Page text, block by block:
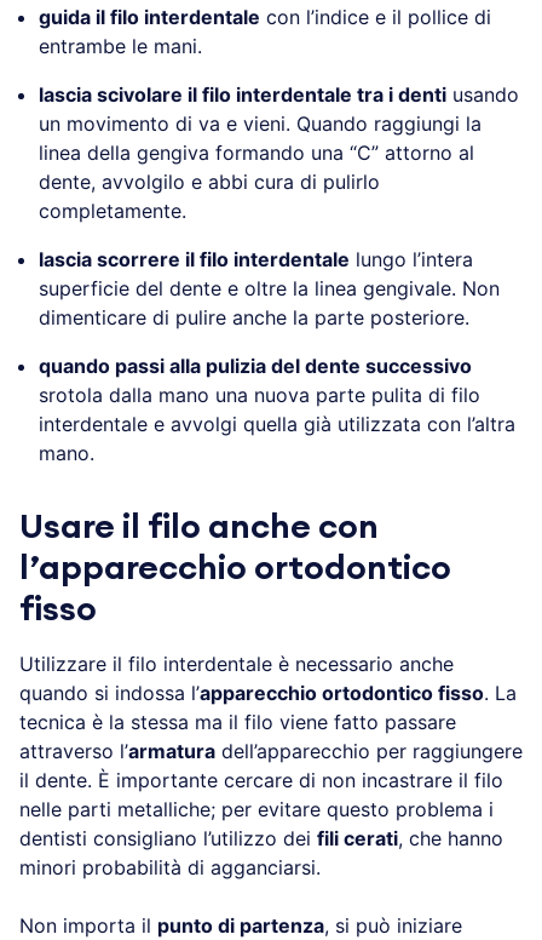
guida il filo interdentale con l’indice e il pollice di
entrambe le mani.
lascia scivolare il filo interdentale tra i denti usando
un movimento di va e vieni. Quando raggiungi la
linea della gengiva formando una “C” attorno al
dente, avvolgilo e abbi cura di pulirlo
completamente.
lascia scorrere il filo interdentale lungo l’intera
superficie del dente e oltre la linea gengivale. Non
dimenticare di pulire anche la parte posteriore.
quando passi alla pulizia del dente successivo
srotola dalla mano una nuova parte pulita di filo
interdentale e avvolgi quella già utilizzata con l’altra
mano.
Usare il filo anche con
l’apparecchio ortodontico
fisso
Utilizzare il filo interdentale è necessario anche
quando si indossa l’apparecchio ortodontico fisso. La
tecnica è la stessa ma il filo viene fatto passare
attraverso l’armatura dell’apparecchio per raggiungere
il dente. È importante cercare di non incastrare il filo
nelle parti metalliche; per evitare questo problema i
dentisti consigliano l’utilizzo dei fili cerati, che hanno
minori probabilità di agganciarsi.
Non importa il punto di partenza, si può iniziare